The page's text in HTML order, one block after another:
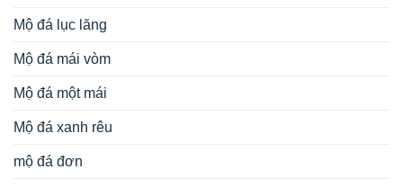
Mộ đá lục lăng
Mộ đá mái vòm
Mộ đá một mái
Mộ đá xanh rêu
mộ đá đơn